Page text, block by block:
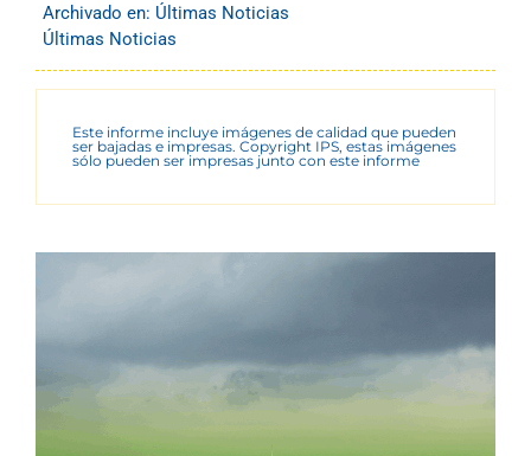
Archivado en: Últimas Noticias
Últimas Noticias
Este informe incluye imágenes de calidad que pueden
ser bajadas e impresas. Copyright IPS, estas imágenes
sólo pueden ser impresas junto con este informe